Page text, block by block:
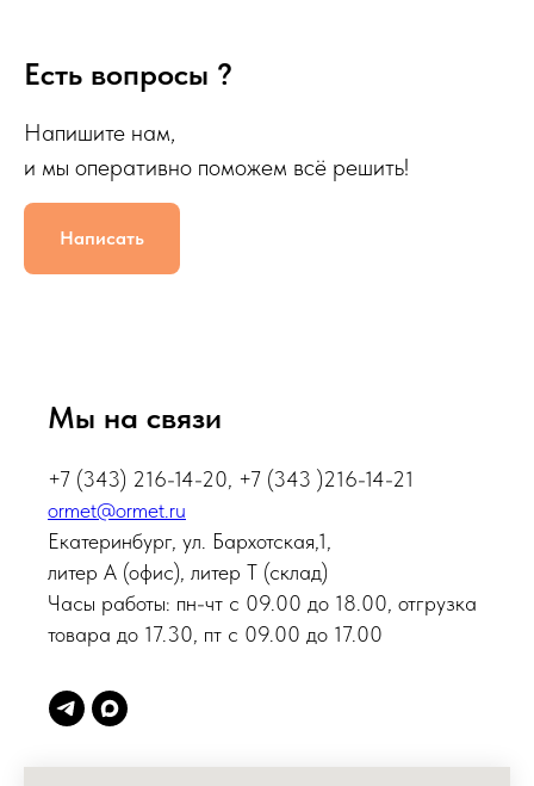
Есть вопросы ?
Напишите нам,
и мы оперативно поможем всё решить!
Написать
Мы на связи
+7 (343) 216-14-20, +7 (343 )216-14-21
ormet@ormet.ru
Екатеринбург, ул. Бархотская,1,
литер А (офис), литер Т (склад)
Часы работы: пн-чт с 09.00 до 18.00, отгрузка
товара до 17.30, пт с 09.00 до 17.00